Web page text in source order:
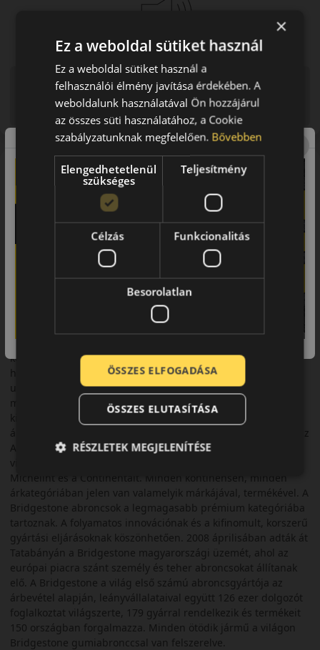
A mintázat
A Bridgestone Turanza T005DG prémium nyári túraabroncs. A
Turanza család fő előnye a nedves úton nyújtott magas szintű
hosszú futásteljesítmény. Mindennapi, autópályás és üzleti
használatra is jó választás.
A márka
A Bridgestone gumiabroncs gyárat 1931-ben Japánban
alapították. A márkanév a gyáralapító Shojiro Ishibashi
nevéből ered, ishibashi jelentése kő-híd (stone bridge), ebből
keletkezett a nemzetközi viszonylatban is sokkal jobb
hangzású Bridgestone. A gyár valóban végigjárta a háború
utáni japán vállalatok kanosszáját, rövid ideig
motorkerékpárok gyártásával is próbálkozott. Folyamatos és
kitartó munkával a Bridgestone márkanév presztízse és a cég
árbevétele is évről évre növekedett. 1988-ban megvásárolta az
Amerikai Firestone márkát és gyárakat. Jelen pillanatban a
világ legnagyobb gumiabroncs gyártója megelőzve a
Michelint és a Continentalt. Minden kontinensen, minden
árkategóriában jelen van valamelyik márkájával, termékével. A
Bridgestone abroncsok a legmagasabb prémium kategóriába
tartoznak. A folyamatos innovációnak és a kifinomult, korszerű
gyártási eljárásoknak köszönhetően. 2008 áprilisában adták át
Tatabányán a Bridgestone magyarországi üzemét, ahol az
európai piacra szánt személy és teher abroncsokat állítanak
elő. A Bridgestone a világ első számú abroncsgyártója az
árbevétel alapján, leányvállalataival együtt 126 ezer dolgozót
foglalkoztat világszerte, 179 gyárral rendelkezik és termékeit
150 országban forgalmazza. Minden ötödik jármű a világon
Bridgestone gumiabronccsal van felszerelve.
Figyelem a feltüntetett címke adatok tájékoztató
jellegűek. Előfordulhat, hogy még a korábbi EU-s címkével
ellátott abroncs kerül kiszállításra.
×
Ez a weboldal sütiket használ
Ez a weboldal sütiket használ a
felhasználói élmény javítása érdekében. A
weboldalunk használatával Ön hozzájárul
az összes süti használatához, a Cookie
szabályzatunknak megfelelően. Bővebben
Elengedhetetlenül
szükséges
Teljesítmény
Célzás Funkcionalitás
Besorolatlan
ÖSSZES ELFOGADÁSA
ÖSSZES ELUTASÍTÁSA
RÉSZLETEK MEGJELENÍTÉSE